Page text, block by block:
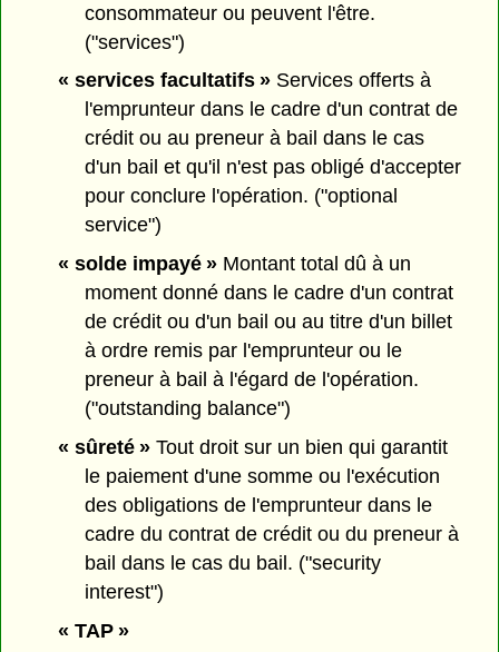
consommateur ou peuvent l'être.
("services")
« services facultatifs »Services offerts à
l'emprunteur dans le cadre d'un contrat de
crédit ou au preneur à bail dans le cas
d'un bail et qu'il n'est pas obligé d'accepter
pour conclure l'opération. ("optional
service")
« solde impayé »Montant total dû à un
moment donné dans le cadre d'un contrat
de crédit ou d'un bail ou au titre d'un billet
à ordre remis par l'emprunteur ou le
preneur à bail à l'égard de l'opération.
("outstanding balance")
« sûreté »Tout droit sur un bien qui garantit
le paiement d'une somme ou l'exécution
des obligations de l'emprunteur dans le
cadre du contrat de crédit ou du preneur à
bail dans le cas du bail. ("security
interest")
« TAP »